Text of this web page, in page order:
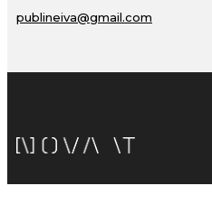
publineiva@gmail.com